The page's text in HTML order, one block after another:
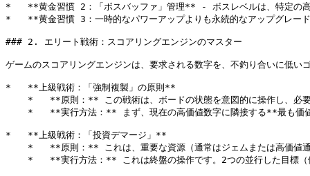
*   **黄金習慣 2：「ボスバッファ」管理** - ボスレベルは、特定の高価
*   **黄金習慣 3：一時的なパワーアップよりも永続的なアップグレード
### 2. エリート戦術：スコアリングエンジンのマスター
ゲームのスコアリングエンジンは、要求される数字を、不釣り合いに低
*   **上級戦術：「強制複製」の原則**
*   **原則：** この戦術は、ボードの状態を意図的に操作し、必
*   **実行方法：** まず、現在の高価値数字に隣接する**最も価値
*   **上級戦術：「投資デマージ」**
*   **原則：** これは、重要な資源（通常はジェムまたは高価値
*   **実行方法：** これは終盤の操作です。2つの並行した目標（